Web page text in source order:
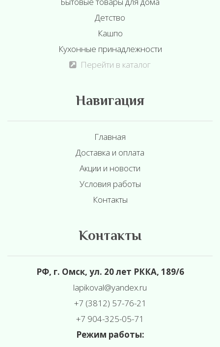
Детство
Кашпо
Кухонные принадлежности
Перейти в каталог
Навигация
Главная
Доставка и оплата
Акции и новости
Условия работы
Контакты
Контакты
РФ, г. Омск, ул. 20 лет РККА, 189/6
lapikoval@yandex.ru
+7 (3812) 57-76-21
+7 904-325-05-71
Режим работы: